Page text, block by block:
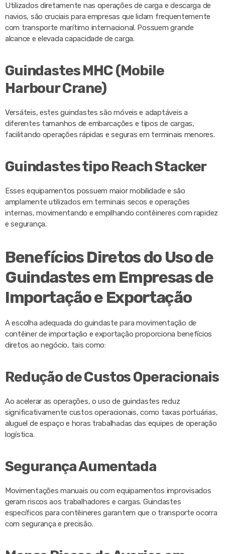
Utilizados diretamente nas operações de carga e descarga de
navios, são cruciais para empresas que lidam frequentemente
com transporte marítimo internacional. Possuem grande
alcance e elevada capacidade de carga.
Guindastes MHC (Mobile
Harbour Crane)
Versáteis, estes guindastes são móveis e adaptáveis a
diferentes tamanhos de embarcações e tipos de cargas,
facilitando operações rápidas e seguras em terminais menores.
Guindastes tipo Reach Stacker
Esses equipamentos possuem maior mobilidade e são
amplamente utilizados em terminais secos e operações
internas, movimentando e empilhando contêineres com rapidez
e segurança.
Benefícios Diretos do Uso de
Guindastes em Empresas de
Importação e Exportação
A escolha adequada do guindaste para movimentação de
contêiner de importação e exportação proporciona benefícios
diretos ao negócio, tais como:
Redução de Custos Operacionais
Ao acelerar as operações, o uso de guindastes reduz
significativamente custos operacionais, como taxas portuárias,
aluguel de espaço e horas trabalhadas das equipes de operação
logística.
Segurança Aumentada
Movimentações manuais ou com equipamentos improvisados
geram riscos aos trabalhadores e cargas. Guindastes
específicos para contêineres garantem que o transporte ocorra
com segurança e precisão.